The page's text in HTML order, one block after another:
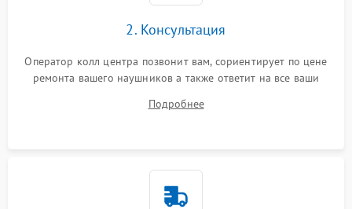
2. Консультация
Оператор колл центра позвонит вам, сориентирует по цене
ремонта вашего наушников а также ответит на все ваши
Подробнее